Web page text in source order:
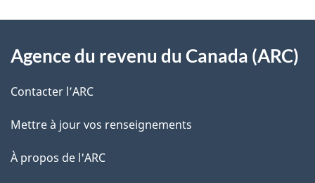
l
s
l
a
o
t
r
e
é
t
propos
de
ce
site
Agence du revenu du Canada (ARC)
Contacter l’ARC
Mettre à jour vos renseignements
À propos de l'ARC